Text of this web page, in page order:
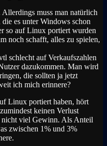
muss man natürlich
die es unter Windows schon
so auf Linux portiert wurden
noch schafft, alles zu spielen,
schlecht auf Verkaufszahlen
dazukommen. Man wird
die sollten ja jetzt
ich mich erinnere?
Linux portiert haben, hört
keinen Verlust
nicht viel Gewinn. Als Anteil
zwischen 1% und 3%